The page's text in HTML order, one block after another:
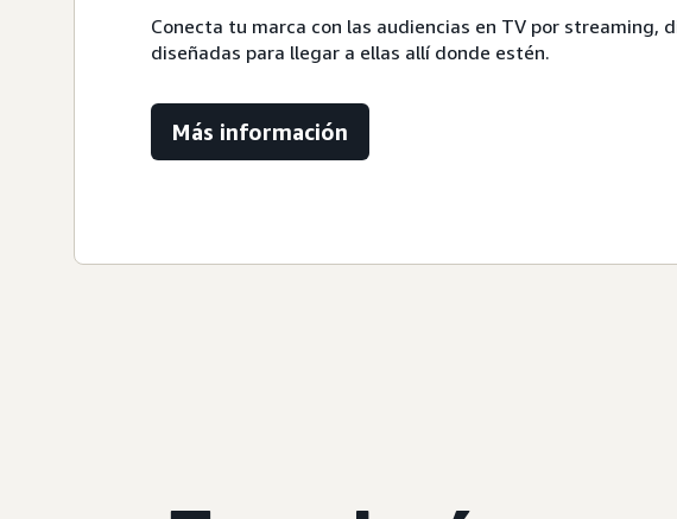
Conecta tu marca con las audiencias en TV por streaming,
diseñadas para llegar a ellas allí donde estén.
Más información